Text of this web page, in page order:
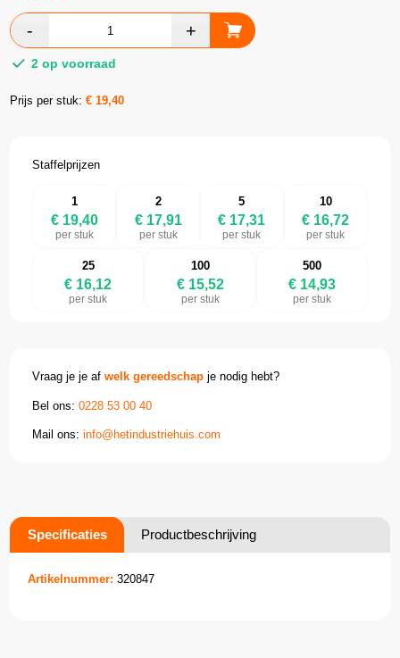
2 op voorraad
Prijs per stuk:€19,40
Staffelprijzen
1
€ 19,40
per stuk
2
€ 17,91
per stuk
5
€ 17,31
per stuk
10
€ 16,72
per stuk
25
€ 16,12
per stuk
100
€ 15,52
per stuk
500
€ 14,93
per stuk
Vraag je je afwelk gereedschap je nodig hebt?
Bel ons:0228 53 00 40
Mail ons:info@hetindustriehuis.com
Specificaties Productbeschrijving
Artikelnummer: 320847